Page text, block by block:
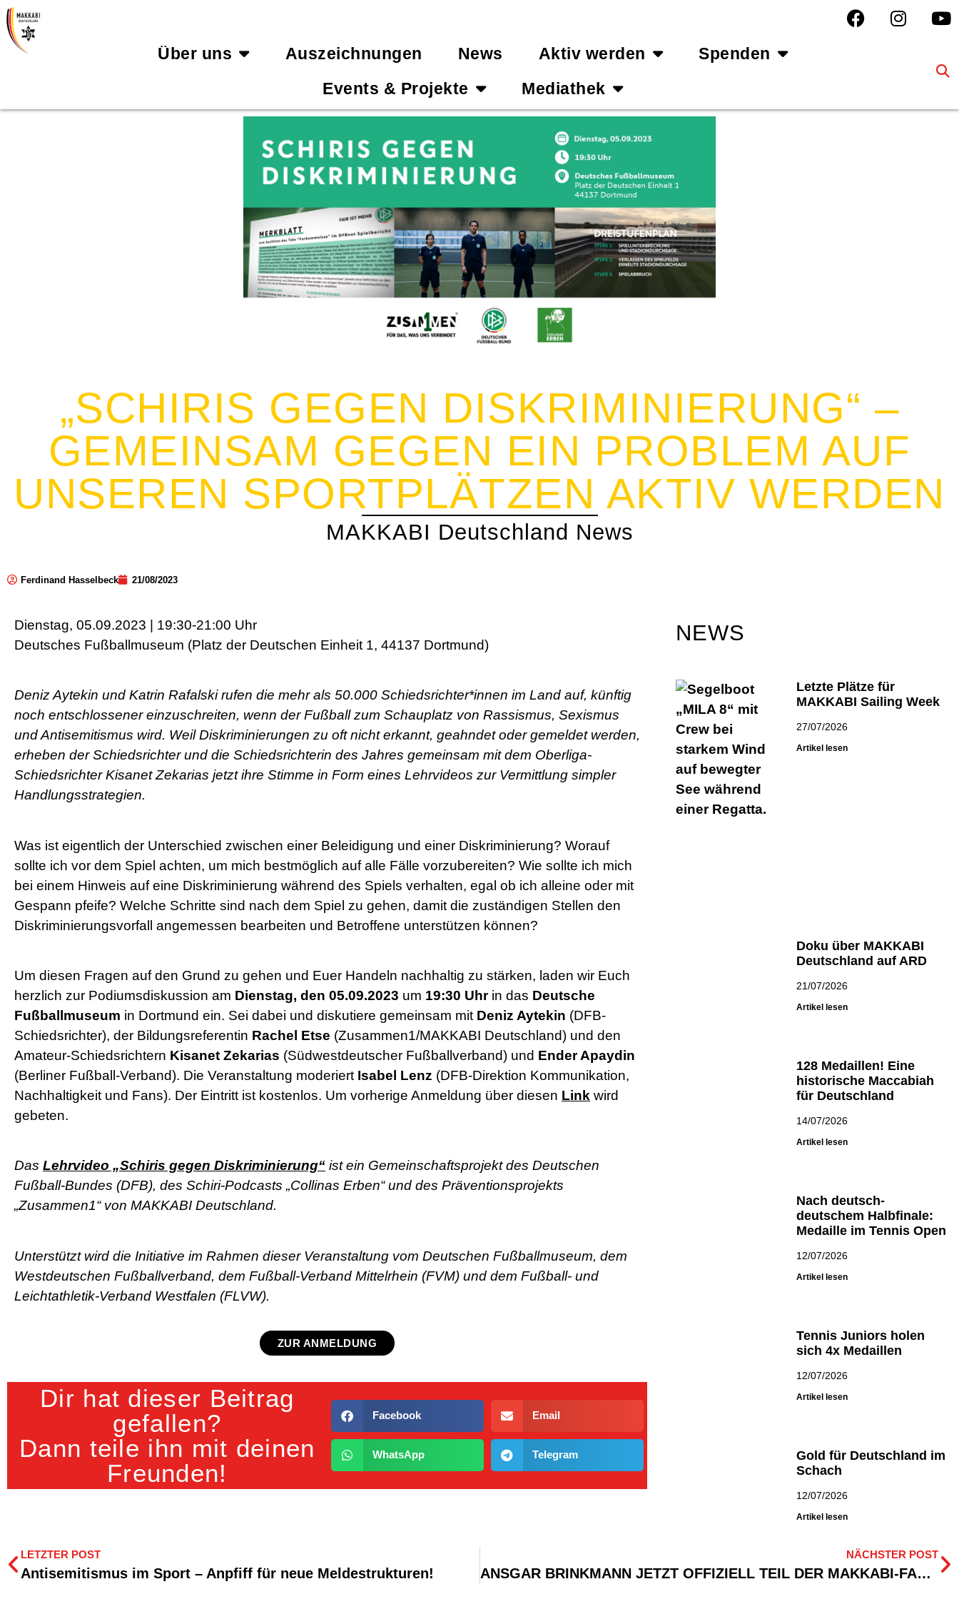
Über uns Auszeichnungen News Aktiv werden
Spenden
Events & Projekte
Mediathek
„SCHIRIS GEGEN DISKRIMINIERUNG“ –
GEMEINSAM GEGEN EIN PROBLEM AUF
UNSEREN SPORTPLÄTZEN AKTIV WERDEN
MAKKABI Deutschland News
Ferdinand Hasselbeck 21/08/2023
Dienstag, 05.09.2023 | 19:30-21:00 Uhr
Deutsches Fußballmuseum (Platz der Deutschen Einheit 1, 44137 Dortmund)
Deniz Aytekin und Katrin Rafalski rufen die mehr als 50.000 Schiedsrichter*innen im Land auf, künftig
noch entschlossener einzuschreiten, wenn der Fußball zum Schauplatz von Rassismus, Sexismus
und Antisemitismus wird. Weil Diskriminierungen zu oft nicht erkannt, geahndet oder gemeldet werden,
erheben der Schiedsrichter und die Schiedsrichterin des Jahres gemeinsam mit dem Oberliga-
Schiedsrichter Kisanet Zekarias jetzt ihre Stimme in Form eines Lehrvideos zur Vermittlung simpler
Handlungsstrategien.
Was ist eigentlich der Unterschied zwischen einer Beleidigung und einer Diskriminierung? Worauf
sollte ich vor dem Spiel achten, um mich bestmöglich auf alle Fälle vorzubereiten? Wie sollte ich mich
bei einem Hinweis auf eine Diskriminierung während des Spiels verhalten, egal ob ich alleine oder mit
Gespann pfeife? Welche Schritte sind nach dem Spiel zu gehen, damit die zuständigen Stellen den
Diskriminierungsvorfall angemessen bearbeiten und Betroffene unterstützen können?
Um diesen Fragen auf den Grund zu gehen und Euer Handeln nachhaltig zu stärken, laden wir Euch
herzlich zur Podiumsdiskussion am Dienstag, den 05.09.2023 um 19:30 Uhrin das Deutsche
Fußballmuseum in Dortmund ein. Sei dabei und diskutiere gemeinsam mit Deniz Aytekin (DFB-
Schiedsrichter), der Bildungsreferentin Rachel Etse (Zusammen1/MAKKABI Deutschland) und den
Amateur-Schiedsrichtern Kisanet Zekarias (Südwestdeutscher Fußballverband) und Ender Apaydin
(Berliner Fußball-Verband). Die Veranstaltung moderiert Isabel Lenz (DFB-Direktion Kommunikation,
Nachhaltigkeit und Fans). Der Eintritt ist kostenlos. Um vorherige Anmeldung über diesen Link wird
gebeten.
Das Lehrvideo „Schiris gegen Diskriminierung“ ist ein Gemeinschaftsprojekt des Deutschen
Fußball-Bundes (DFB), des Schiri-Podcasts „Collinas Erben“ und des Präventionsprojekts
„Zusammen1“ von MAKKABI Deutschland.
Unterstützt wird die Initiative im Rahmen dieser Veranstaltung vom Deutschen Fußballmuseum, dem
Westdeutschen Fußballverband, dem Fußball-Verband Mittelrhein (FVM) und dem Fußball- und
Leichtathletik-Verband Westfalen (FLVW).
ZUR ANMELDUNG
Dir hat dieser Beitrag
gefallen?
Dann teile ihn mit deinen
Freunden!
Facebook Email
WhatsApp Telegram
NEWS
Letzte Plätze für
MAKKABI Sailing Week
27/07/2026
Artikel lesen
Doku über MAKKABI
Deutschland auf ARD
21/07/2026
Artikel lesen
128 Medaillen! Eine
historische Maccabiah
für Deutschland
14/07/2026
Artikel lesen
Nach deutsch-
deutschem Halbfinale:
Medaille im Tennis Open
12/07/2026
Artikel lesen
Tennis Juniors holen
sich 4x Medaillen
12/07/2026
Artikel lesen
Gold für Deutschland im
Schach
12/07/2026
Artikel lesen
LETZTER POST
Antisemitismus im Sport – Anpfiff für neue Meldestrukturen!
NÄCHSTER POST
ANSGAR BRINKMANN JETZT OFFIZIELL TEIL DER MAKKABI-FAMILY!